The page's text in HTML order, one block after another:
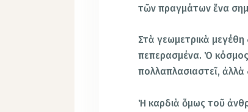
τῶν πραγμάτων ἕνα
Στὰ γεωμετρικὰ μεγέθη
πεπερασμένα. Ὁ
πολλαπλασιαστεῖ,
Ἡ καρδιὰ ὅμως τοῦ